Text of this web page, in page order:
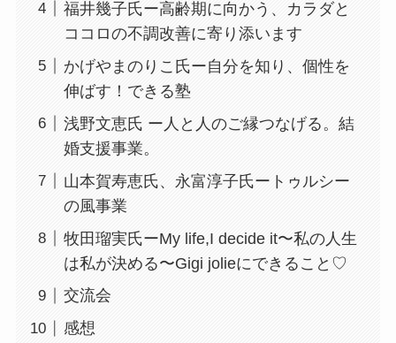
福井幾子氏ー高齢期に向かう、カラダと
ココロの不調改善に寄り添います
かげやまのりこ氏ー自分を知り、個性を
伸ばす！できる塾
浅野文恵氏 ー人と人のご縁つなげる。結
婚支援事業。
山本賀寿恵氏、永富淳子氏ートゥルシー
の風事業
牧田瑠実氏ーMy life,I decide it〜私の人生
は私が決める〜Gigi jolieにできること♡
交流会
感想